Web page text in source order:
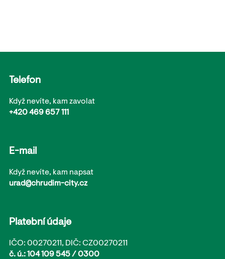
Telefon
Když nevíte, kam zavolat
+420 469 657 111
E-mail
Když nevíte, kam napsat
urad@chrudim-city.cz
Platební údaje
IČO: 00270211, DIČ: CZ00270211
č. ú.: 104 109 545 / 0300